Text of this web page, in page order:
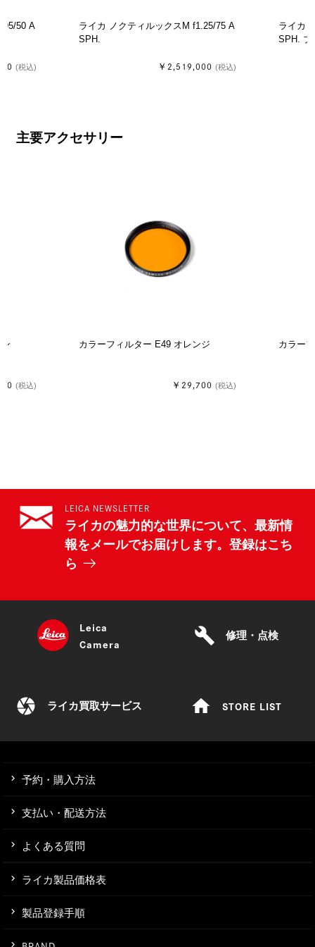
50 A
(税込)
ライカ ノクティルックスM f1.25/75 A
SPH.
￥2,519,000 (税込)
ライカ
主要アクセサリー
(税込)
カラーフィルター E49 オレンジ
￥29,700 (税込)
カラー
LEICA NEWSLETTER
ライカの魅力的な世界について、最新情
報をメールでお届けします。登録はこち
ら
Leica
Camera
build 修理・点検
camera ライカ買取サービス home STORE LIST
予約・購入方法
支払い・配送方法
よくある質問
ライカ製品価格表
製品登録手順